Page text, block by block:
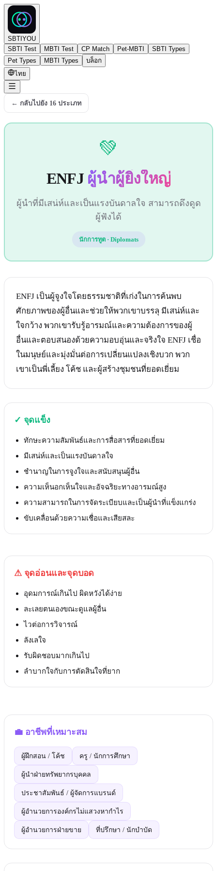
SBTIYOU
SBTI Test
MBTI Test CP Match Pet-MBTI
SBTI Types
Pet Types
MBTI Types
บล็อก
ไทย
← กลับไปยัง 16 ประเภท
💚
ENFJ ผู้นำผู้ยิ่งใหญ่
ผู้นำที่มีเสน่ห์และเป็นแรงบันดาลใจ สามารถดึงดูด
ผู้ฟังได้
นักการทูต· Diplomats
ENFJ เป็นผู้จูงใจโดยธรรมชาติที่เก่งในการค้นพบ
ศักยภาพของผู้อื่นและช่วยให้พวกเขาบรรลุ มีเสน่ห์และ
ใจกว้าง พวกเขารับรู้อารมณ์และความต้องการของผู้
อื่นและตอบสนองด้วยความอบอุ่นและจริงใจ ENFJ เชื่อ
ในมนุษย์และมุ่งมั่นต่อการเปลี่ยนแปลงเชิงบวก พวก
เขาเป็นพี่เลี้ยง โค้ช และผู้สร้างชุมชนที่ยอดเยี่ยม
✓ จุดแข็ง
ทักษะความสัมพันธ์และการสื่อสารที่ยอดเยี่ยม
มีเสน่ห์และเป็นแรงบันดาลใจ
ชำนาญในการจูงใจและสนับสนุนผู้อื่น
ความเห็นอกเห็นใจและอัจฉริยะทางอารมณ์สูง
ความสามารถในการจัดระเบียบและเป็นผู้นำที่แข็งแกร่ง
ขับเคลื่อนด้วยความเชื่อและเสียสละ
⚠ จุดอ่อนและจุดบอด
อุดมการณ์เกินไป ผิดหวังได้ง่าย
ละเลยตนเองขณะดูแลผู้อื่น
ไวต่อการวิจารณ์
ลังเลใจ
รับผิดชอบมากเกินไป
ลำบากใจกับการตัดสินใจที่ยาก
💼 อาชีพที่เหมาะสม
ผู้ฝึกสอน / โค้ช ครู / นักการศึกษา
ผู้นำฝ่ายทรัพยากรบุคคล
ประชาสัมพันธ์ / ผู้จัดการแบรนด์
ผู้อำนวยการองค์กรไม่แสวงหากำไร
ผู้อำนวยการฝ่ายขาย ที่ปรึกษา / นักบำบัด